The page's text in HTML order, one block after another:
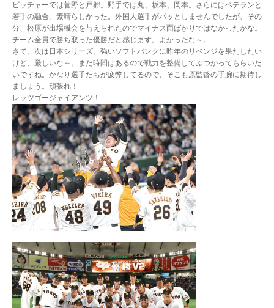
ピッチャーでは菅野と戸郷。野手では丸、坂本、岡本。さらにはベテランと
若手の融合。素晴らしかった。外国人選手がパッとしませんでしたが、その
分、松原が出場機会を与えられたのでマイナス面ばかりではなかったかな。
チーム全員で勝ち取った優勝だと感じます。よかったな～。
さて、次は日本シリーズ。強いソフトバンクに昨年のリベンジを果たしたい
けど、厳しいな～。まだ時間はあるので戦力を整備してぶつかってもらいた
いですね。かなり選手たちが疲弊してるので、そこも原監督の手腕に期待し
ましょう。頑張れ！
レッツゴージャイアンツ！